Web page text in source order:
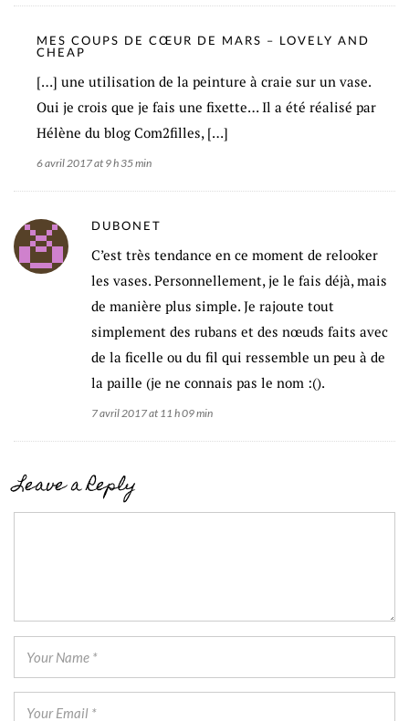
MES COUPS DE CŒUR DE MARS – LOVELY AND
CHEAP
[…] une utilisation de la peinture à craie sur un vase.
Oui je crois que je fais une fixette… Il a été réalisé par
Hélène du blog Com2filles, […]
6 avril 2017 at 9 h 35 min
DUBONET
C’est très tendance en ce moment de relooker
les vases. Personnellement, je le fais déjà, mais
de manière plus simple. Je rajoute tout
simplement des rubans et des nœuds faits avec
de la ficelle ou du fil qui ressemble un peu à de
la paille (je ne connais pas le nom :().
7 avril 2017 at 11 h 09 min
Leave a Reply